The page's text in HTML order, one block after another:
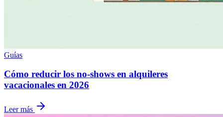
Guías
Cómo reducir los no-shows en alquileres
vacacionales en 2026
Leer más